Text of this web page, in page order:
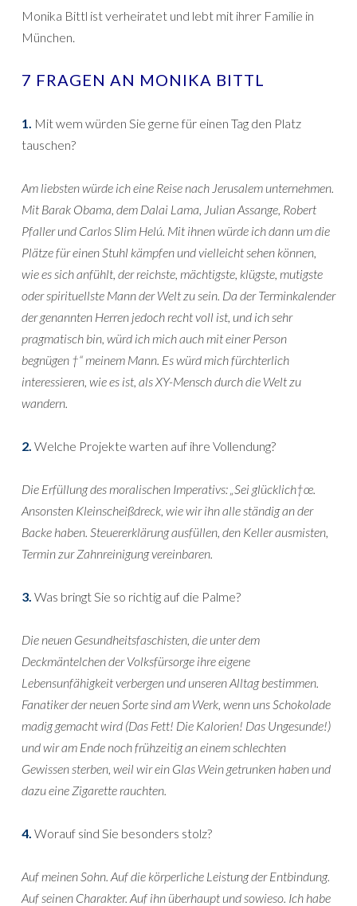
Monika Bittl ist verheiratet und lebt mit ihrer Familie in
München.
7 FRAGEN AN MONIKA BITTL
1. Mit wem würden Sie gerne für einen Tag den Platz
tauschen?
Am liebsten würde ich eine Reise nach Jerusalem unternehmen.
Mit Barak Obama, dem Dalai Lama, Julian Assange, Robert
Pfaller und Carlos Slim Helú. Mit ihnen würde ich dann um die
Plätze für einen Stuhl kämpfen und vielleicht sehen können,
wie es sich anfühlt, der reichste, mächtigste, klügste, mutigste
oder spirituellste Mann der Welt zu sein. Da der Terminkalender
der genannten Herren jedoch recht voll ist, und ich sehr
pragmatisch bin, würd ich mich auch mit einer Person
begnügen †“ meinem Mann. Es würd mich fürchterlich
interessieren, wie es ist, als XY-Mensch durch die Welt zu
wandern.
2. Welche Projekte warten auf ihre Vollendung?
Die Erfüllung des moralischen Imperativs: „Sei glücklich†œ.
Ansonsten Kleinscheißdreck, wie wir ihn alle ständig an der
Backe haben. Steuererklärung ausfüllen, den Keller ausmisten,
Termin zur Zahnreinigung vereinbaren.
3. Was bringt Sie so richtig auf die Palme?
Die neuen Gesundheitsfaschisten, die unter dem
Deckmäntelchen der Volksfürsorge ihre eigene
Lebensunfähigkeit verbergen und unseren Alltag bestimmen.
Fanatiker der neuen Sorte sind am Werk, wenn uns Schokolade
madig gemacht wird (Das Fett! Die Kalorien! Das Ungesunde!)
und wir am Ende noch frühzeitig an einem schlechten
Gewissen sterben, weil wir ein Glas Wein getrunken haben und
dazu eine Zigarette rauchten.
4. Worauf sind Sie besonders stolz?
Auf meinen Sohn. Auf die körperliche Leistung der Entbindung.
Auf seinen Charakter. Auf ihn überhaupt und sowieso. Ich habe